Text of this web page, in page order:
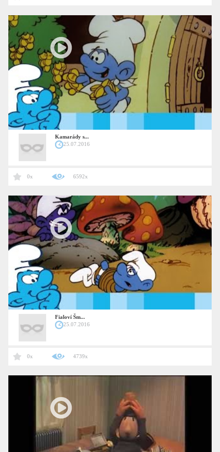
Kamarády s...
25.07.2016
0x 6592x
Fialoví Šm...
25.07.2016
0x 4739x